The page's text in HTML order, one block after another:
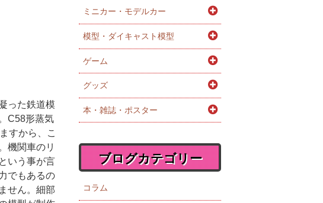
った鉄道模
C58形蒸気
すから、こ
機関車のリ
いう事が言
でもあるの
せん。細部
ミニカー・モデルカー
模型・ダイキャスト模型
ゲーム
グッズ
本・雑誌・ポスター
ブログカテゴリー
コラム